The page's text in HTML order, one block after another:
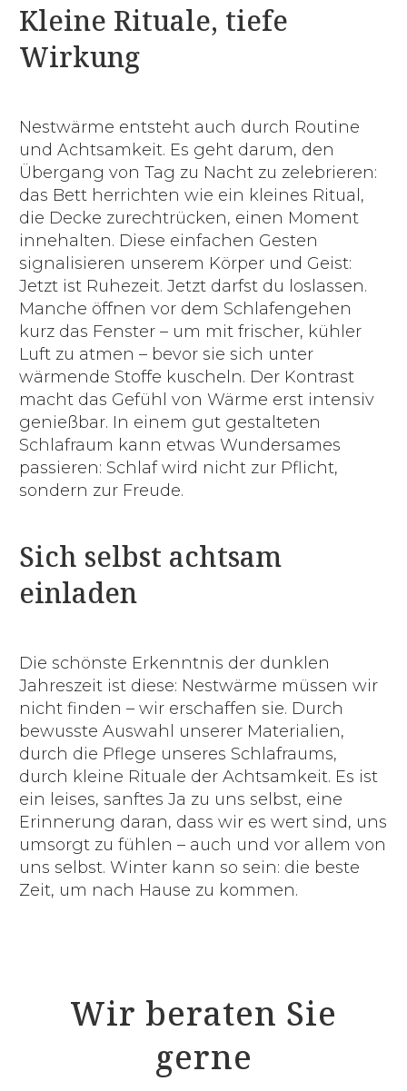
Kleine Rituale, tiefe
Wirkung
Nestwärme entsteht auch durch Routine
und Achtsamkeit. Es geht darum, den
Übergang von Tag zu Nacht zu zelebrieren:
das Bett herrichten wie ein kleines Ritual,
die Decke zurechtrücken, einen Moment
innehalten. Diese einfachen Gesten
signalisieren unserem Körper und Geist:
Jetzt ist Ruhezeit. Jetzt darfst du loslassen.
Manche öffnen vor dem Schlafengehen
kurz das Fenster – um mit frischer, kühler
Luft zu atmen – bevor sie sich unter
wärmende Stoffe kuscheln. Der Kontrast
macht das Gefühl von Wärme erst intensiv
genießbar. In einem gut gestalteten
Schlafraum kann etwas Wundersames
passieren: Schlaf wird nicht zur Pflicht,
sondern zur Freude.
Sich selbst achtsam
einladen
Die schönste Erkenntnis der dunklen
Jahreszeit ist diese: Nestwärme müssen wir
nicht finden – wir erschaffen sie. Durch
bewusste Auswahl unserer Materialien,
durch die Pflege unseres Schlafraums,
durch kleine Rituale der Achtsamkeit. Es ist
ein leises, sanftes Ja zu uns selbst, eine
Erinnerung daran, dass wir es wert sind, uns
umsorgt zu fühlen – auch und vor allem von
uns selbst. Winter kann so sein: die beste
Zeit, um nach Hause zu kommen.
Wir beraten Sie
gerne